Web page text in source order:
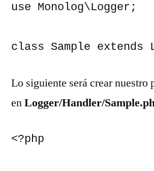
use Monolog\Logger;
class Sample extends
Lo siguiente será crear nuestro
enLogger/Handler/
<?php